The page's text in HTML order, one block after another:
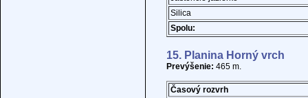
Silica
Spolu:
15. Planina Horný vrch
Prevýšenie: 465 m.
Časový rozvrh